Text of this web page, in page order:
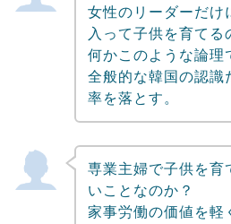
女性のリーダーだけ
入って子供を育てる
何かこのような論理
全般的な韓国の認識
率を落とす。
専業主婦で子供を育
いことなのか？
家事労働の価値を軽